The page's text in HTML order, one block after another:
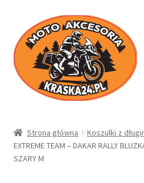
Przejdź
do
nawigacji
Przejdź
do
treści
Sklep
Strona główna Koszulki z
EXTREME TEAM – DAKAR RALLY
SZARY M